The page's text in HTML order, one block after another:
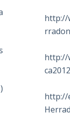
http://
rradon
http://
ca2012
http://